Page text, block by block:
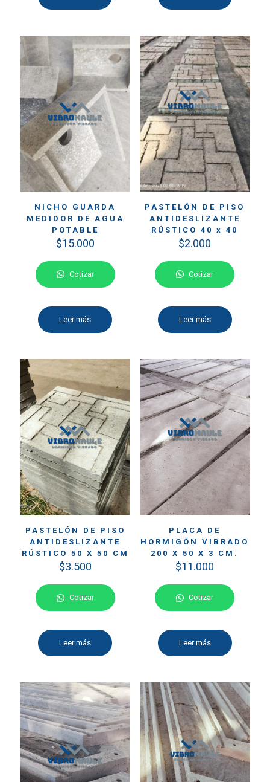
NICHO GUARDA
MEDIDOR DE AGUA
POTABLE
$15.000
Cotizar
Leer más
PASTELÓN DE PISO
ANTIDESLIZANTE
RÚSTICO 40 x 40
$2.000
Cotizar
Leer más
PASTELÓN DE PISO
ANTIDESLIZANTE
RÚSTICO 50 X 50 CM
$3.500
Cotizar
Leer más
PLACA DE
HORMIGÓN VIBRADO
200 X 50 X 3 CM.
$11.000
Cotizar
Leer más